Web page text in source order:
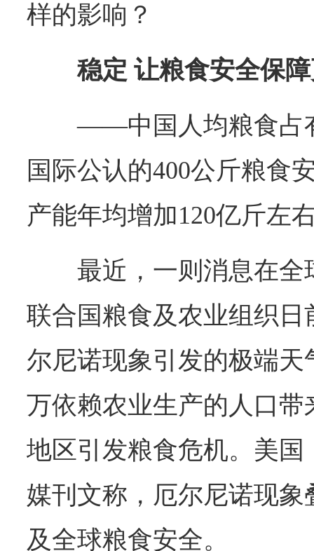
样的影响？
稳定 让粮食安全保
——中国人均粮食占
国际公认的400公斤粮食
产能年均增加120亿斤左
最近，一则消息在
联合国粮食及农业组织
尔尼诺现象引发的极端
万依赖农业生产的人口
地区引发粮食危机。美
媒刊文称，厄尔尼诺现
及全球粮食安全。